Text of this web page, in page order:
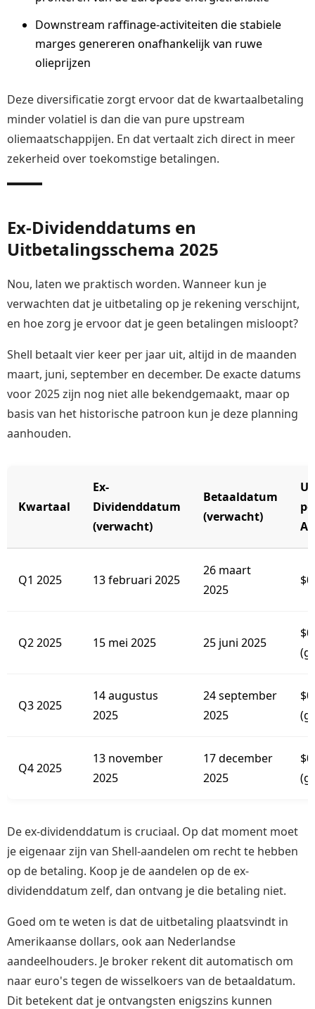
Downstream raffinage-activiteiten die stabiele
marges genereren onafhankelijk van ruwe
olieprijzen
Deze diversificatie zorgt ervoor dat de kwartaalbetaling
minder volatiel is dan die van pure upstream
oliemaatschappijen. En dat vertaalt zich direct in meer
zekerheid over toekomstige betalingen.
Ex-Dividenddatums en
Uitbetalingsschema 2025
Nou, laten we praktisch worden. Wanneer kun je
verwachten dat je uitbetaling op je rekening verschijnt,
en hoe zorg je ervoor dat je geen betalingen misloopt?
Shell betaalt vier keer per jaar uit, altijd in de maanden
maart, juni, september en december. De exacte datums
voor 2025 zijn nog niet alle bekendgemaakt, maar op
basis van het historische patroon kun je deze planning
aanhouden.
Kwartaal
Ex-
Dividenddatum
(verwacht)
Betaaldatum
(verwacht)
Q1 2025 13 februari 2025
26 maart
2025
Q2 2025 15 mei 2025 25 juni 2025
Q3 2025
14 augustus
2025
24 september
2025
Q4 2025
13 november
2025
17 december
2025
De ex-dividenddatum is cruciaal. Op dat moment moet
je eigenaar zijn van Shell-aandelen om recht te hebben
op de betaling. Koop je de aandelen op de ex-
dividenddatum zelf, dan ontvang je die betaling niet.
Goed om te weten is dat de uitbetaling plaatsvindt in
Amerikaanse dollars, ook aan Nederlandse
aandeelhouders. Je broker rekent dit automatisch om
naar euro's tegen de wisselkoers van de betaaldatum.
Dit betekent dat je ontvangsten enigszins kunnen